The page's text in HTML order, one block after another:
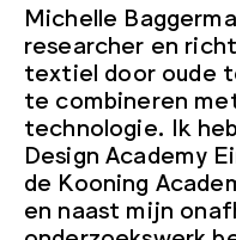
Michelle
researcher en
textiel door oude
te combineren
technologie. Ik
Design Academy
de Kooning
en naast mijn